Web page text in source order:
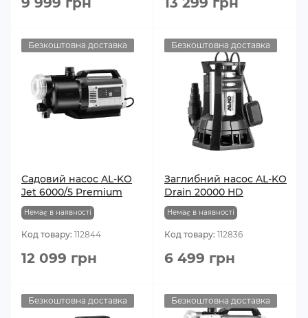
Безкоштовна доставка
Садовий насос AL-KO
Jet 6000/5 Premium
Немає в наявності
Код товару: 112844
12 099 грн
Безкоштовна доставка
Заглибний насос AL-KO
Drain 20000 HD
Немає в наявності
Код товару: 112836
6 499 грн
Безкоштовна доставка Безкоштовна доставка